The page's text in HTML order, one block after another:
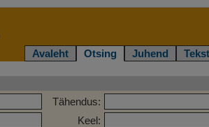
Avaleht Otsing Juhend
Tähendus:
Keel: